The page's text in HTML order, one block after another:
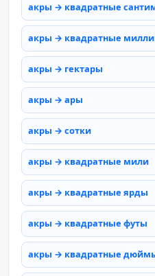
акры → квадратные
акры → квадратные
акры → гектары
акры → ары
акры → сотки
акры → квадратные мили
акры → квадратные ярды
акры → квадратные футы
акры → квадратные